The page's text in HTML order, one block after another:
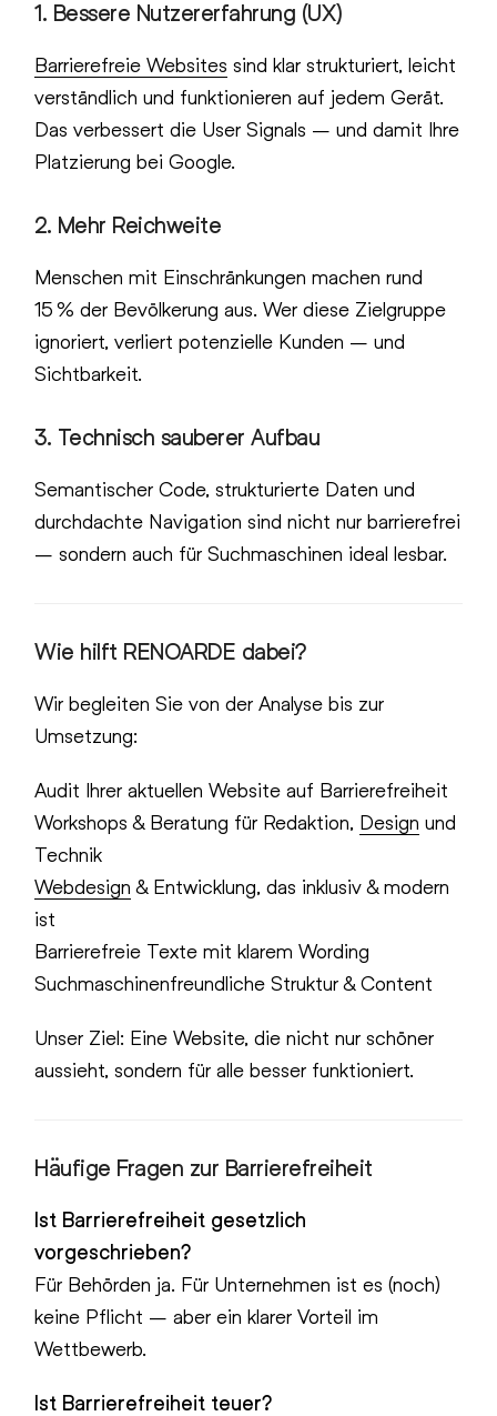
1. Bessere Nutzererfahrung (UX)
Barrierefreie Websites sind klar strukturiert, leicht
verständlich und funktionieren auf jedem Gerät.
Das verbessert die User Signals – und damit Ihre
Platzierung bei Google.
2. Mehr Reichweite
Menschen mit Einschränkungen machen rund
15 % der Bevölkerung aus. Wer diese Zielgruppe
ignoriert, verliert potenzielle Kunden – und
Sichtbarkeit.
3. Technisch sauberer Aufbau
Semantischer Code, strukturierte Daten und
durchdachte Navigation sind nicht nur barrierefrei
– sondern auch für Suchmaschinen ideal lesbar.
Wie hilft RENOARDE dabei?
Wir begleiten Sie von der Analyse bis zur
Umsetzung:
Audit Ihrer aktuellen Website auf Barrierefreiheit
Workshops & Beratung für Redaktion, Design und
Technik
Webdesign & Entwicklung, das inklusiv & modern
ist
Barrierefreie Texte mit klarem Wording
Suchmaschinenfreundliche Struktur & Content
Unser Ziel: Eine Website, die nicht nur schöner
aussieht, sondern für alle besser funktioniert.
Häufige Fragen zur Barrierefreiheit
Ist Barrierefreiheit gesetzlich
vorgeschrieben?
Für Behörden ja. Für Unternehmen ist es (noch)
keine Pflicht – aber ein klarer Vorteil im
Wettbewerb.
Ist Barrierefreiheit teuer?